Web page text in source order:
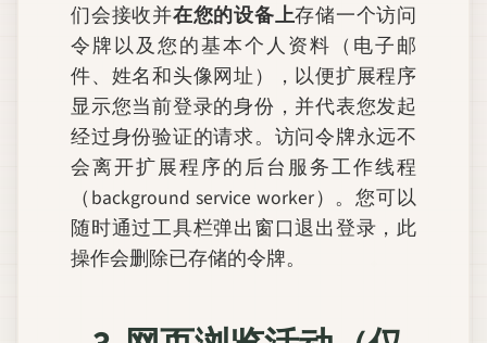
们会接收并在您的设备上存储一个访问
令牌以及您的基本个人资料（电子邮
件、姓名和头像网址），以便扩展程序
显示您当前登录的身份，并代表您发起
经过身份验证的请求。访问令牌永远不
会离开扩展程序的后台服务工作线程
（background service worker）。您可以
随时通过工具栏弹出窗口退出登录，此
操作会删除已存储的令牌。